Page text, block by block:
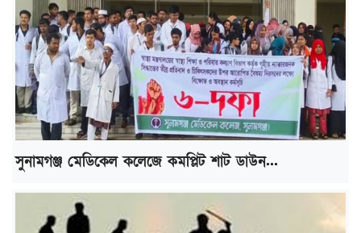
সুনামগঞ্জ মেডিকেল কলেজে কমপ্লিট শাট ডাউন...